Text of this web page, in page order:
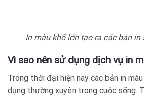
In màu khổ lớn tạo ra các bản in
Vì sao nên sử dụng dịch vụ in
Trong thời đại hiện nay các bản in
dụng thường xuyên trong cuộc sống.